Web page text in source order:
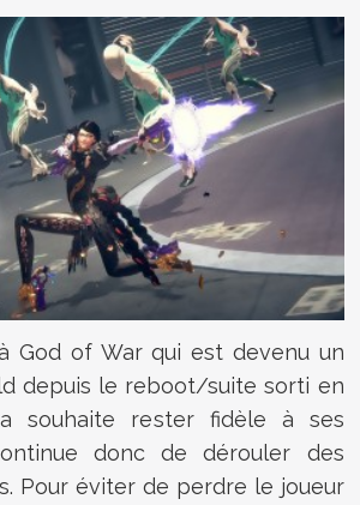
God of War qui est devenu un
depuis le reboot/suite sorti en
souhaite rester fidèle à ses
donc de dérouler des
Pour éviter de perdre le joueur